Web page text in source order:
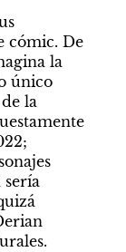
cómic. De
la
único
la
sería